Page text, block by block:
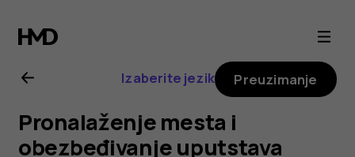
Uputstvo
za
korisnike
Izaberite jezik Preuzimanje
Pronalaženje mesta i
obezbeđivanje uputstava